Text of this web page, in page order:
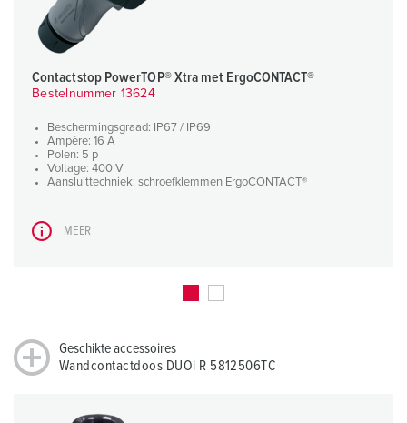
Contactstop PowerTOP® Xtra met ErgoCONTACT®
Bestelnummer 13624
Beschermingsgraad: IP67 / IP69
Ampère: 16 A
Polen: 5 p
Voltage: 400 V
Aansluittechniek: schroefklemmen ErgoCONTACT®
MEER
Geschikte accessoires
Wandcontactdoos DUOi R 5812506TC